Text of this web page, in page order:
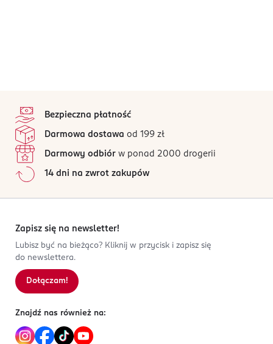
Bezpieczna płatność
Darmowa dostawa od 199 zł
Darmowy odbiór w ponad 2000 drogerii
14 dni na zwrot zakupów
Zapisz się na newsletter!
Lubisz być na bieżąco? Kliknij w przycisk i zapisz się
do newslettera.
Dołączam!
Znajdź nas również na: